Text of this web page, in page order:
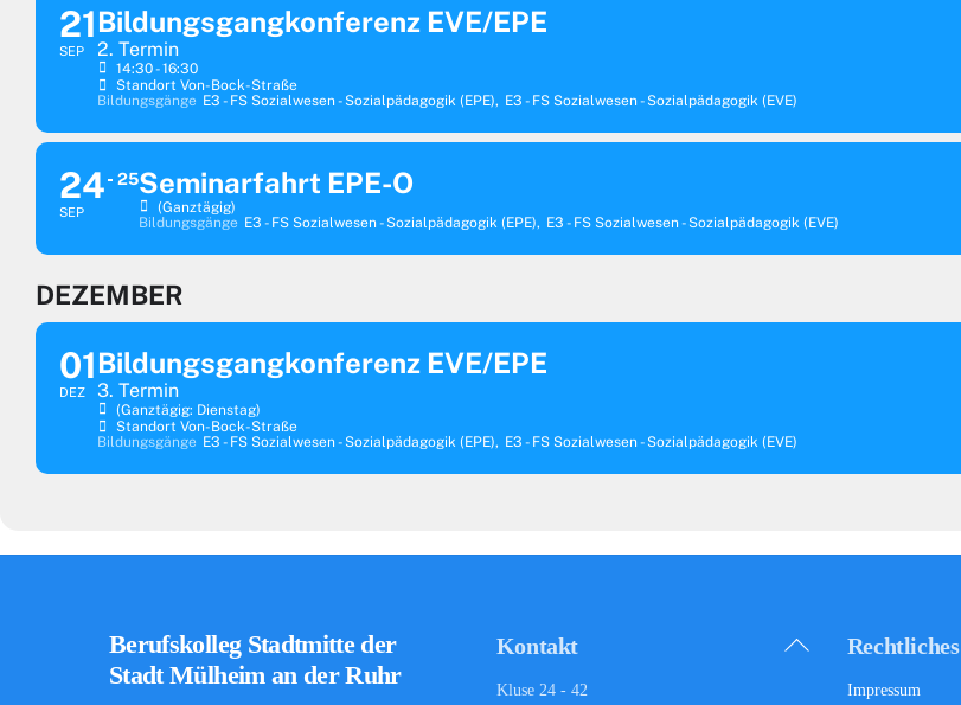
21
SEP
Bildungsgangkonferenz EVE/EPE
2. Termin
14:30 - 16:30
Standort Von-Bock-Straße
Bildungsgänge E3 - FS Sozialwesen - Sozialpädagogik (EPE), E3 - FS Sozialwesen - Sozialpädagogik (EVE)
24
SEP
25Seminarfahrt EPE-O
(ganztägig)
Bildungsgänge E3 - FS Sozialwesen - Sozialpädagogik (EPE), E3 - FS Sozialwesen - Sozialpädagogik (EVE)
DEZEMBER
01
DEZ
Bildungsgangkonferenz EVE/EPE
3. Termin
(ganztägig: Dienstag)
Standort Von-Bock-Straße
Bildungsgänge E3 - FS Sozialwesen - Sozialpädagogik (EPE), E3 - FS Sozialwesen - Sozialpädagogik (EVE)
Back
Berufskolleg Stadtmitte der
Stadt Mülheim an der Ruhr
Kontakt
Kluse 24 - 42
Rechtliches
Impressum